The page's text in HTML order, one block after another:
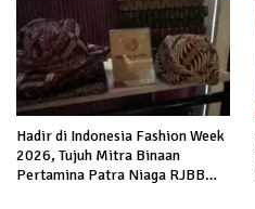
Hadir di Indonesia Fashion Week
2026, Tujuh Mitra Binaan
Pertamina Patra Niaga RJBB